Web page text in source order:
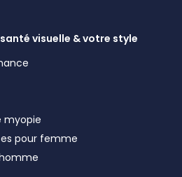
visuelle & votre style
myopie
pour femme